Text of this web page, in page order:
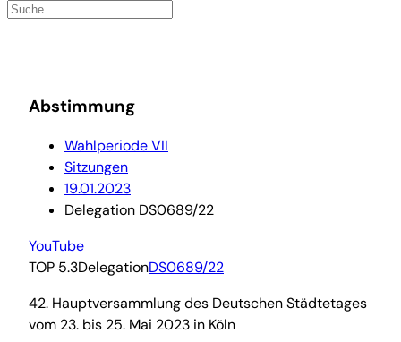
Abstimmung
Wahlperiode VII
Sitzungen
19.01.2023
Delegation DS0689/22
YouTube
TOP 5.3DelegationDS0689/22
42. Hauptversammlung des Deutschen Städtetages
vom 23. bis 25. Mai 2023 in Köln